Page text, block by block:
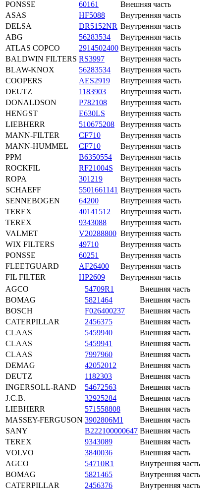
PONSSE 60161
Внешняя часть
ASAS
HF5088
Внутренняя часть
DELSA
DR5152NR Внутренняя часть
ABG
56283534
Внутренняя часть
ATLAS COPCO
2914502400 Внутренняя часть
BALDWIN FILTERS RS3997
Внутренняя часть
BLAW-KNOX
56283534
Внутренняя часть
COOPERS
AES2919
Внутренняя часть
DEUTZ
1183903
Внутренняя часть
DONALDSON
P782108
Внутренняя часть
HENGST
E630LS
Внутренняя часть
LIEBHERR
510675208
Внутренняя часть
MANN-FILTER
CF710
Внутренняя часть
MANN-HUMMEL
CF710
Внутренняя часть
PPM
B6350554
Внутренняя часть
ROCKFIL
RF21004S
Внутренняя часть
ROPA
301219
Внутренняя часть
SCHAEFF
5501661141 Внутренняя часть
SENNEBOGEN
64200
Внутренняя часть
TEREX
40141512
Внутренняя часть
TEREX
9343088
Внутренняя часть
VALMET
V20288800 Внутренняя часть
WIX FILTERS
49710
Внутренняя часть
PONSSE
60251
Внутренняя часть
FLEETGUARD
AF26400
Внутренняя часть
FIL FILTER
HP2609
Внутренняя часть
AGCO
54709R1
Внешняя часть
BOMAG
5821464
Внешняя часть
BOSCH
F026400237
Внешняя часть
CATERPILLAR
2456375
Внешняя часть
CLAAS
5459940
Внешняя часть
CLAAS
5459941
Внешняя часть
CLAAS
7997960
Внешняя часть
DEMAG
42052012
Внешняя часть
DEUTZ
1182303
Внешняя часть
INGERSOLL-RAND
54672563
Внешняя часть
J.C.B.
32925284
Внешняя часть
LIEBHERR
571558808
Внешняя часть
MASSEY-FERGUSON 3902806M1
Внешняя часть
SANY
B222100000647 Внешняя часть
TEREX
9343089
Внешняя часть
VOLVO
3840036
Внешняя часть
AGCO
54710R1
Внутренняя часть
BOMAG
5821465
Внутренняя часть
CATERPILLAR
2456376
Внутренняя часть